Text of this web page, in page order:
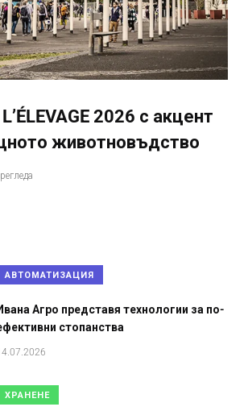
2026 с акцент
животновъдство
АВТОМАТИЗАЦИЯ
Агро представя технологии за по-
стопанства
ХРАНЕНЕ